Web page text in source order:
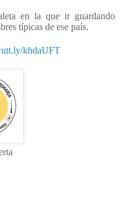
en la que ir guardando
típicas de ese país.
khdaUFT